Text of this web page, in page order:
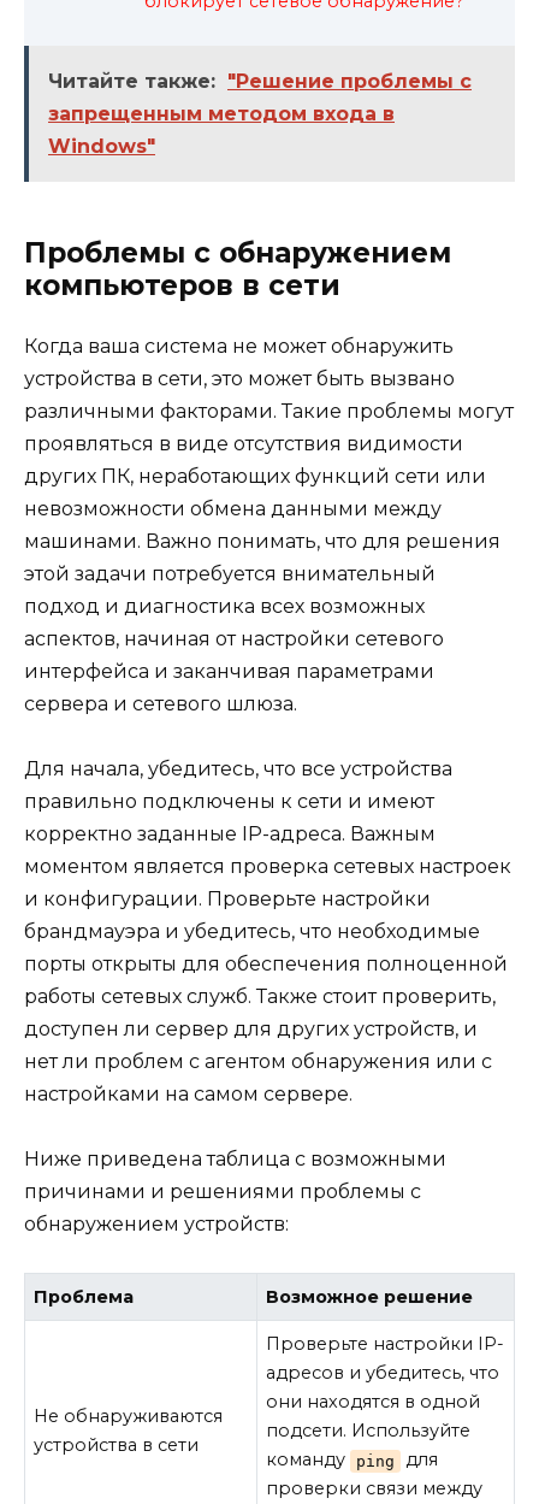
Читайте также: "Решение проблемы с
запрещенным методом входа в
Windows"
Проблемы с обнаружением
компьютеров в сети
Когда ваша система не может обнаружить
устройства в сети, это может быть вызвано
различными факторами. Такие проблемы могут
проявляться в виде отсутствия видимости
других ПК, неработающих функций сети или
невозможности обмена данными между
машинами. Важно понимать, что для решения
этой задачи потребуется внимательный
подход и диагностика всех возможных
аспектов, начиная от настройки сетевого
интерфейса и заканчивая параметрами
сервера и сетевого шлюза.
Для начала, убедитесь, что все устройства
правильно подключены к сети и имеют
корректно заданные IP-адреса. Важным
моментом является проверка сетевых настроек
и конфигурации. Проверьте настройки
брандмауэра и убедитесь, что необходимые
порты открыты для обеспечения полноценной
работы сетевых служб. Также стоит проверить,
доступен ли сервер для других устройств, и
нет ли проблем с агентом обнаружения или с
настройками на самом сервере.
Ниже приведена таблица с возможными
причинами и решениями проблемы с
обнаружением устройств:
Проблема Возможное решение
Не обнаруживаются
устройства в сети
Проверьте настройки IP-
адресов и убедитесь, что
они находятся в одной
подсети. Используйте
команду
ping
для
проверки связи между